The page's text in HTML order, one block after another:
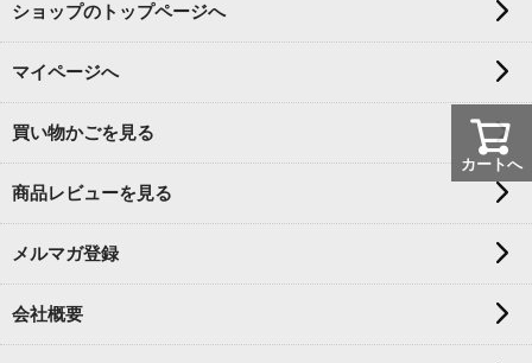
カートへ
ショップのトップページへ
マイページへ
買い物かごを見る
商品レビューを見る
メルマガ登録
会社概要